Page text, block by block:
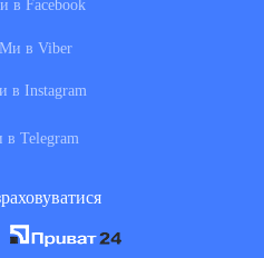
в Facebook
Ми в Viber
в Instagram
Telegram